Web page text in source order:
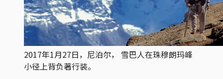
2017年1月27日，尼泊尔， 雪巴人在珠穆朗玛峰
小径上背负著行装。